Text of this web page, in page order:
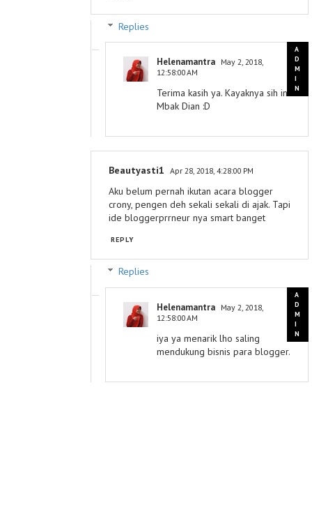
Replies
Helenamantra May 2, 2018,
12:58:00 AM
Terima kasih ya. Kayaknya sih ini
Mbak Dian :D
Beautyasti1 Apr 28, 2018, 4:28:00 PM
Aku belum pernah ikutan acara blogger
crony, pengen deh sekali sekali di ajak. Tapi
ide bloggerprrneur nya smart banget
REPLY
Replies
Helenamantra May 2, 2018,
12:58:00 AM
iya ya menarik lho saling
mendukung bisnis para blogger.